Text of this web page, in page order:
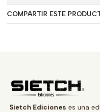
COMPARTIR ESTE
Sietch Ediciones es una